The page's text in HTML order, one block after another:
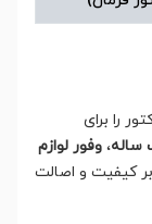
را برای
ساله، وفور لوازم
کیفیت و اصالت